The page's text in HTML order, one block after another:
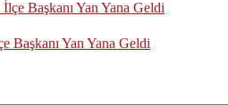
Başkanı Yan Yana Geldi